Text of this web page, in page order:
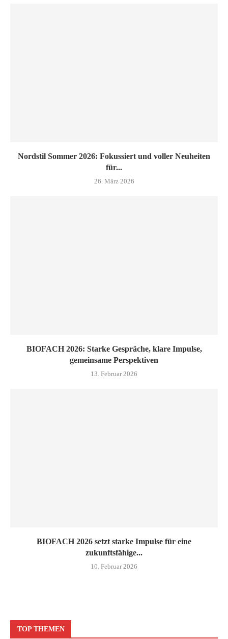
Nordstil Sommer 2026: Fokussiert und voller Neuheiten
für...
26. März 2026
BIOFACH 2026: Starke Gespräche, klare Impulse,
gemeinsame Perspektiven
13. Februar 2026
BIOFACH 2026 setzt starke Impulse für eine
zukunftsfähige...
10. Februar 2026
TOP THEMEN